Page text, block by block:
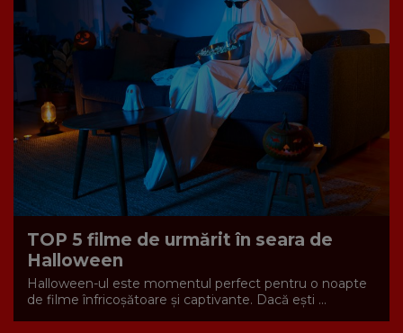
TOP 5 filme de urmărit în seara de
Halloween
Halloween-ul este momentul perfect pentru o noapte
de filme înfricoșătoare și captivante. Dacă ești ...